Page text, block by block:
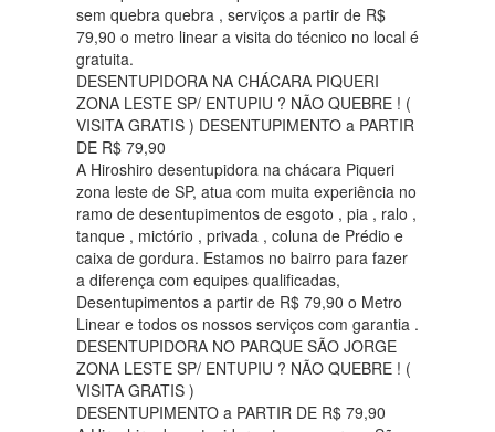
sem quebra quebra , serviços a partir de R$
79,90 o metro linear a visita do técnico no local é
gratuita.
DESENTUPIDORA NA CHÁCARA PIQUERI
ZONA LESTE SP/ ENTUPIU ? NÃO QUEBRE ! (
VISITA GRATIS ) DESENTUPIMENTO a PARTIR
DE R$ 79,90
A Hiroshiro desentupidora na chácara Piqueri
zona leste de SP, atua com muita experiência no
ramo de desentupimentos de esgoto , pia , ralo ,
tanque , mictório , privada , coluna de Prédio e
caixa de gordura. Estamos no bairro para fazer
a diferença com equipes qualificadas,
Desentupimentos a partir de R$ 79,90 o Metro
Linear e todos os nossos serviços com garantia .
DESENTUPIDORA NO PARQUE SÃO JORGE
ZONA LESTE SP/ ENTUPIU ? NÃO QUEBRE ! (
VISITA GRATIS )
DESENTUPIMENTO a PARTIR DE R$ 79,90